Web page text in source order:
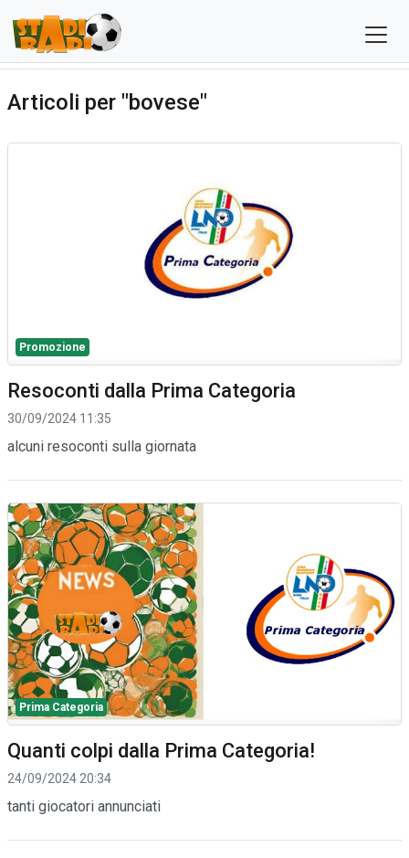
Articoli per "bovese"
Promozione
Resoconti dalla Prima Categoria
30/09/2024 11:35
alcuni resoconti sulla giornata
Prima Categoria
Quanti colpi dalla Prima Categoria!
24/09/2024 20:34
tanti giocatori annunciati